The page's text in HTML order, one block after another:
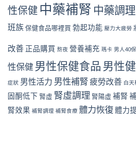
影
性
能〉
中
出
來」
的
危
機〉
中
從
飲
食
與
活
回
起
硬
度〉
中
用
門
真
案
解
睡
眠
不
足
真
的
藥
用
市
真
實
例
解
析
性保健 中藥補腎 中藥調理
班族保健食品哪裡買 勃起功能 壓力大疲勞
改善 正品購買 熬夜 營養補充 瑪卡 男人40
性保健男性保健食品男性
症狀 男性活力 男性補腎疲勞改善 白天
固酮低下 腎虛 腎虛調理 腎陽虛 補腎
腎效果 補腎調理 補腎食療 體力恢復體力